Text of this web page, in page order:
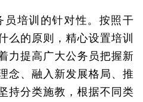
培训的针对性。按照干
么的原则，精心设置培训
力提高广大公务员把握新
念、融入新发展格局、推
持分类施教，根据不同类